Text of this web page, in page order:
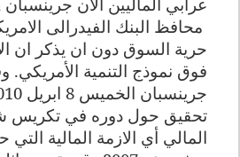
محافظ البنك الفيدرالى
حرية السوق دون ان يذكر ان
فوق نموذج التنمية
تحقيق حول دوره في تكريس
المالي أي الازمة المالية